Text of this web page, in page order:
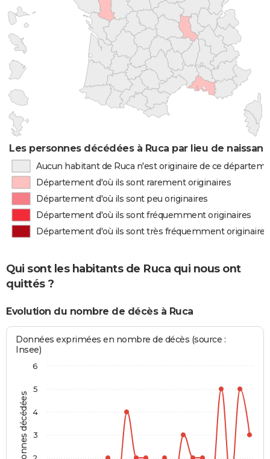
Les personnes décédées à Ruca par lieu de
Aucun habitant de Ruca n'est originaire de ce
Département d'où ils sont rarement originaires
Département d'où ils sont peu originaires
Département d'où ils sont fréquemment originaires
Département d'où ils sont très fréquemment originaires
Qui sont les habitants de Ruca qui nous ont
quittés ?
Evolution du nombre de décès à Ruca
Personnes décédées
Données exprimées en nombre de décès (source :
Insee)
3
4
5
6